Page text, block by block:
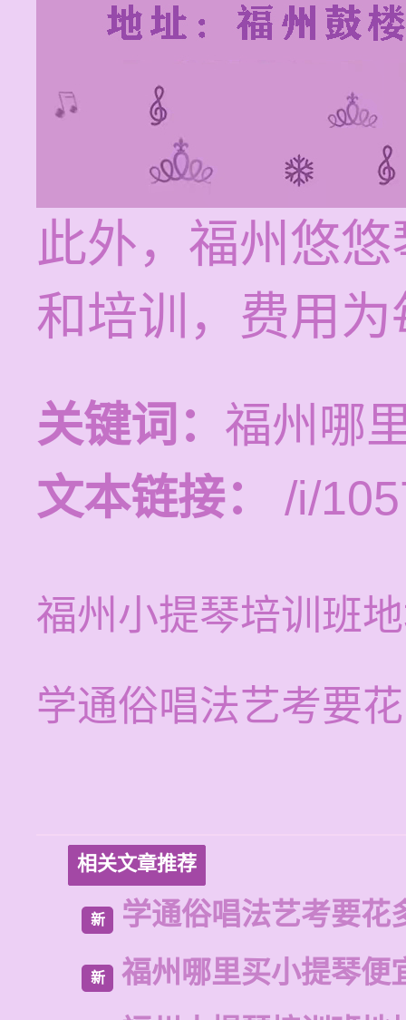
此外，福州悠
和培训，费用
关键词： 福州哪
文本链接：
/i/
福州小提琴培训班
学通俗唱法艺考要
相关文章推荐
新 学通俗唱法艺考要花
新
福州哪里买小提琴便